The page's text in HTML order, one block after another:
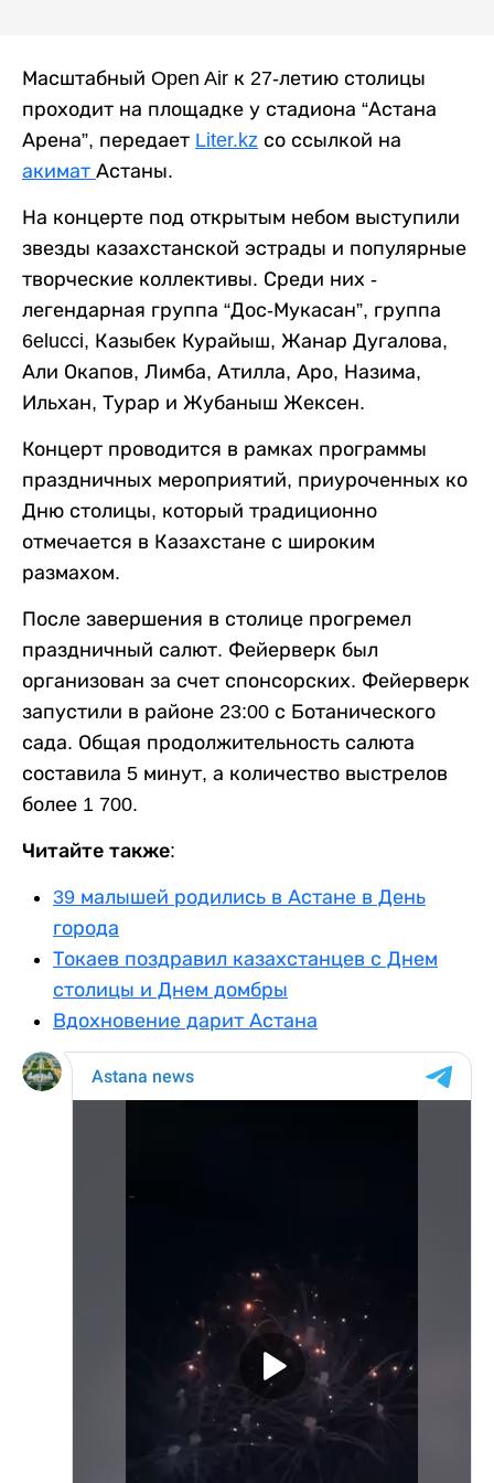
Масштабный Open Air к 27-летию столицы
проходит на площадке у стадиона “Астана
Арена”, передает Liter.kz со ссылкой на
акимат Астаны.
На концерте под открытым небом выступили
звезды казахстанской эстрады и популярные
творческие коллективы. Среди них -
легендарная группа “Дос-Мукасан”, группа
6elucci, Казыбек Курайыш, Жанар Дугалова,
Али Окапов, Лимба, Атилла, Аро, Назима,
Ильхан, Турар и Жубаныш Жексен.
Концерт проводится в рамках программы
праздничных мероприятий, приуроченных ко
Дню столицы, который традиционно
отмечается в Казахстане с широким
размахом.
После завершения в столице прогремел
праздничный салют. Фейерверк был
организован за счет спонсорских. Фейерверк
запустили в районе 23:00 с Ботанического
сада. Общая продолжительность салюта
составила 5 минут, а количество выстрелов
более 1 700.
Читайте также:
39 малышей родились в Астане в День
города
Токаев поздравил казахстанцев с Днем
столицы и Днем домбры
Вдохновение дарит Астана